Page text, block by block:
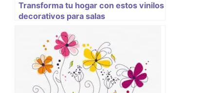
Transforma tu hogar con estos vinilos
decorativos para salas